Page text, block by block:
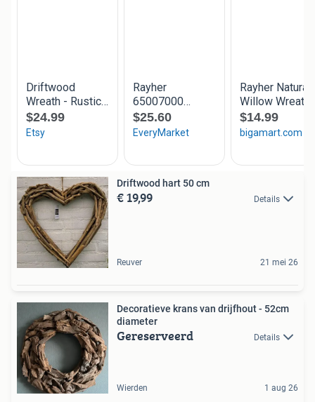
Driftwood hart 50 cm
€ 19,99 Details
Reuver 21 mei 26
Decoratieve krans van drijfhout - 52cm
diameter
Gereserveerd Details
Wierden 1 aug 26